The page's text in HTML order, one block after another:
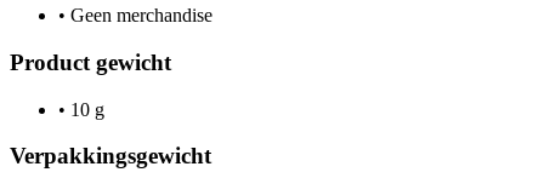
• Geen merchandise
Product gewicht
• 10 g
Verpakkingsgewicht